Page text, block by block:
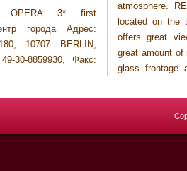
OPERA 3* first
города Адрес:
10707 BERLIN,
30-8859930, Факс:
atmosphere.
located on the
offers great
great amount
glass frontage